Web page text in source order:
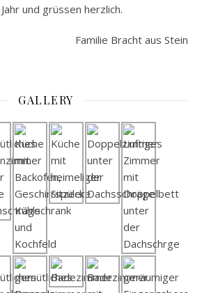
und grüssen herzlich.
Familie Bracht aus Stein
GALLERY